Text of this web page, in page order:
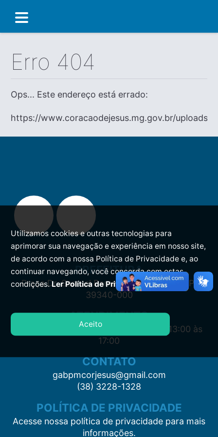
Erro 404
Ops... Este endereço está errado:
https://www.coracaodejesus.mg.gov.br/uploads/
PREFEITURA
Praça Dr. Samuel Barreto, s/n, Centro CEP:
39340-000
ATENDIMENTO
Segunda à Sexta: 7:00 às 11:00 e das 13:00 às
17:00
CONTATO
gabpmcorjesus@gmail.com
(38) 3228-1328
POLÍTICA DE PRIVACIDADE
Acesse nossa política de privacidade para mais
informações.
Utilizamos cookies e outras tecnologias para
aprimorar sua navegação e experiência em nosso site,
de acordo com a nossa Política de Privacidade e, ao
continuar navegando, você concorda com estas
condições.Ler Política de Privacidade.
Aceito